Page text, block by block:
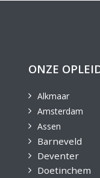
ONZE
Alkmaar
Amsterdam
Assen
Barneveld
Deventer
Doetinchem